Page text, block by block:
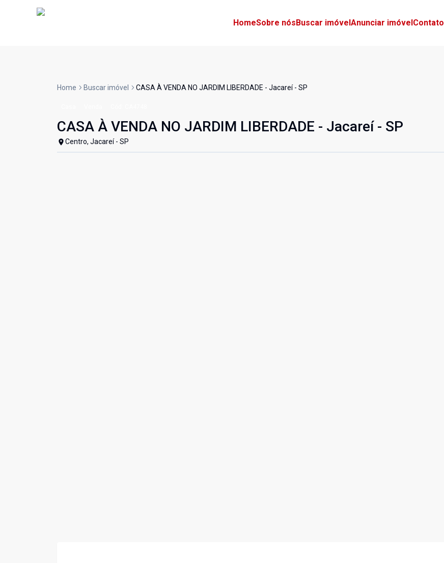
HomeSobre nósBuscar imóvelAnunciar imóvelContato
Home Buscar imóvel CASA À VENDA NO JARDIM LIBERDADE - Jacareí - SP
CASA À VENDA NO JARDIM LIBERDADE - Jacareí - SP
Centro, Jacareí - SP